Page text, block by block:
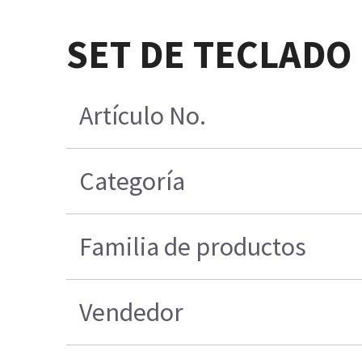
SET DE
Artículo No.
Categoría
Familia de productos
Vendedor